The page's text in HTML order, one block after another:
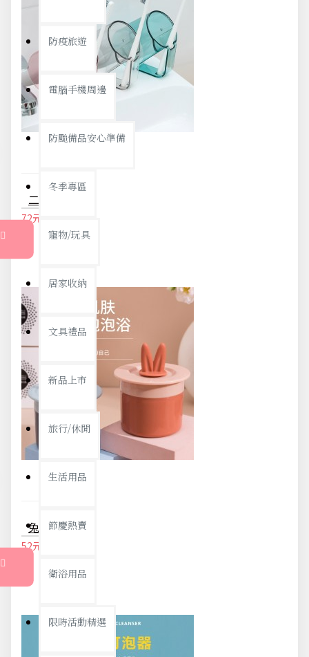
防疫旅遊
電腦手機周邊
防颱備品安心準備
冬季專區
寵物/玩具
居家收納
文具禮品
新品上市
旅行/休閒
生活用品
節慶熱賣
衛浴用品
限時活動精選
72元
兔耳朵造型起泡器 手動按壓起泡器 洗臉神器 旅行必備起泡器 泡泡製造器
52元